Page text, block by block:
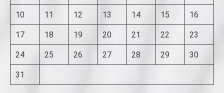
10 11 12 13 14 15 16
17 18 19 20 21 22 23
24 25 26 27 28 29 30
31